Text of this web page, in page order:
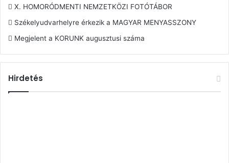
X. HOMORÓDMENTI NEMZETKÖZI FOTÓTÁBOR
Székelyudvarhelyre érkezik a MAGYAR MENYASSZONY
Megjelent a KORUNK augusztusi száma
Hirdetés